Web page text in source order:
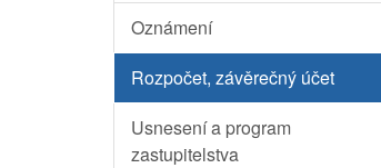
Oznámení
Rozpočet, závěrečný účet
Usnesení a program
zastupitelstva